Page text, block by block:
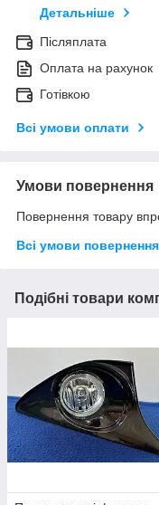
Детальніше
Післяплата
Оплата на рахунок
Готівкою
Всі умови оплати
Умови повернення
Повернення товару
Всі умови повернення
Подібні товари